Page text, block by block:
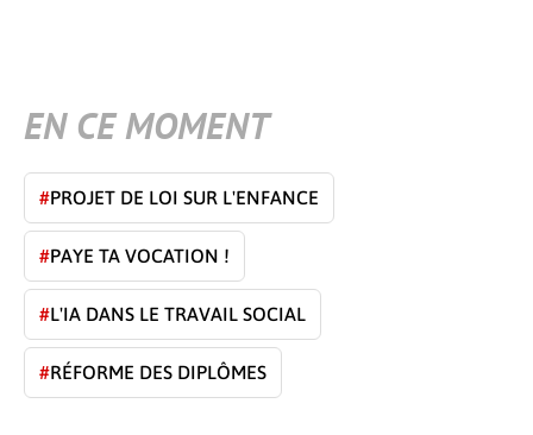
EN CE MOMENT
#PROJET DE LOI SUR L'ENFANCE
#PAYE TA VOCATION !
#L'IA DANS LE TRAVAIL SOCIAL
#RÉFORME DES DIPLÔMES